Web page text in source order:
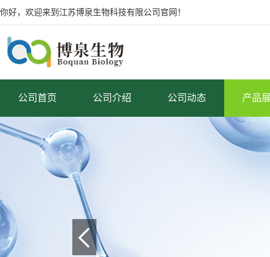
你好，欢迎来到江苏博泉生物科技有限公司官网！
公司首页 公司介绍 公司动态 产品